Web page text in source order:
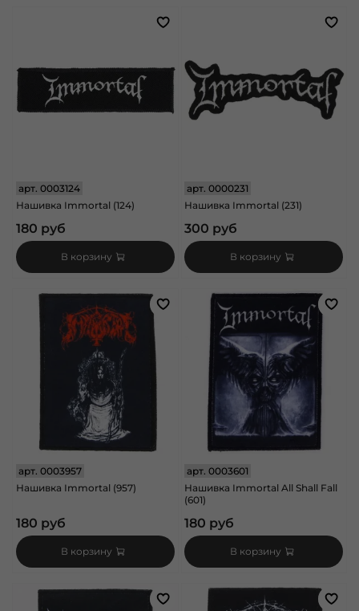
арт. 0003124
Нашивка Immortal (124)
180 руб
В корзину
арт.0000231
Нашивка Immortal (231)
300 руб
В корзину
арт. 0003957
Нашивка Immortal (957)
180 руб
В корзину
арт.0003601
Нашивка Immortal All Shall Fall
(601)
180 руб
В корзину